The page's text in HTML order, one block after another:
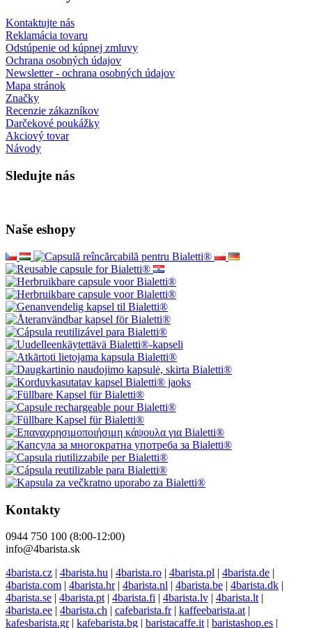
Kontaktujte nás
Reklamácia tovaru
Odstúpenie od kúpnej zmluvy
Ochrana osobných údajov
Newsletter - ochrana osobných údajov
Mapa stránok
Značky
Recenzie zákazníkov
Darčekové poukážky
Akciový tovar
Návody
Sledujte nás
Naše eshopy
Kontakty
0944 750 100 (8:00-12:00)
info@4barista.sk
4barista.cz | 4barista.hu | 4barista.ro | 4barista.pl | 4barista.de |
4barista.com | 4barista.hr| 4barista.nl | 4barista.be | 4barista.dk |
4barista.se | 4barista.pt | 4barista.fi | 4barista.lv | 4barista.lt |
4barista.ee | 4barista.ch | cafebarista.fr| kaffeebarista.at |
kafesbarista.gr| kafebarista.bg | baristacaffe.it | baristashop.es |